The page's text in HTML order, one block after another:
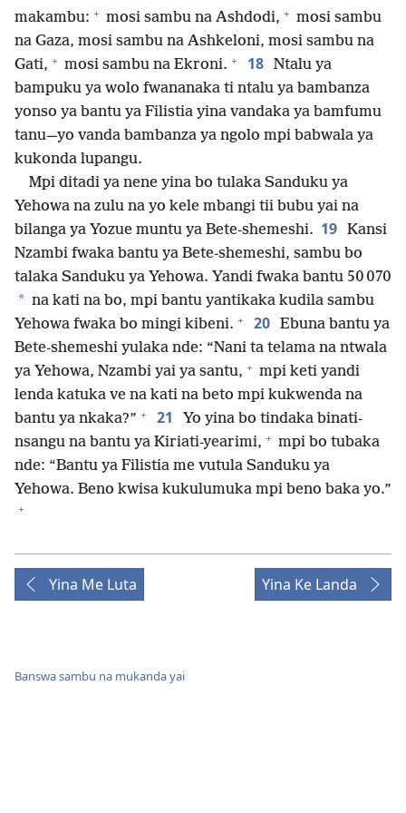
makambu: + mosi sambu na Ashdodi, + mosi sambu
na Gaza, mosi sambu na Ashkeloni, mosi sambu na
Gati, + mosi sambu na Ekroni. + 18 Ntalu ya
bampuku ya wolo fwananaka ti ntalu ya bambanza
yonso ya bantu ya Filistia yina vandaka ya bamfumu
tanu—yo vanda bambanza ya ngolo mpi babwala ya
kukonda lupangu.
Mpi ditadi ya nene yina bo tulaka Sanduku ya
Yehowa na zulu na yo kele mbangi tii bubu yai na
bilanga ya Yozue muntu ya Bete-shemeshi. 19 Kansi
Nzambi fwaka bantu ya Bete-shemeshi, sambu bo
talaka Sanduku ya Yehowa. Yandi fwaka bantu 50 070
* na kati na bo, mpi bantu yantikaka kudila sambu
Yehowa fwaka bo mingi kibeni. + 20 Ebuna bantu ya
Bete-shemeshi yulaka nde: “Nani ta telama na ntwala
ya Yehowa, Nzambi yai ya santu, + mpi keti yandi
lenda katuka ve na kati na beto mpi kukwenda na
bantu ya nkaka?” + 21
Yo yina bo tindaka binati-
nsangu na bantu ya Kiriati-yearimi, + mpi bo tubaka
nde: “Bantu ya Filistia me vutula Sanduku ya
Yehowa. Beno kwisa kukulumuka mpi beno baka yo.”
+
Yina Me Luta Yina Ke Landa
Banswa sambu na mukanda yai